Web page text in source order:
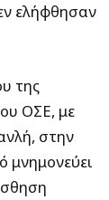
ελήφθησαν
της
ΟΣΕ, με
στην
μνημονεύει